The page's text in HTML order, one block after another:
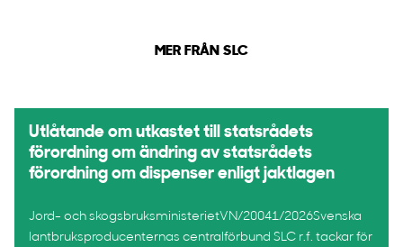
MER FRÅN SLC
Utlåtande om utkastet till statsrådets
förordning om ändring av statsrådets
förordning om dispenser enligt jaktlagen
Jord- och skogsbruksministerietVN/20041/2026Svenska
lantbruksproducenternas centralförbund SLC r.f. tackar för